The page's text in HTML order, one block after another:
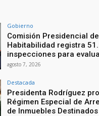
Gobierno
Comisión Presidencial de
Habitabilidad registra
inspecciones para
agosto 7, 2026
Destacada
Presidenta Rodríguez
Régimen Especial de
de Inmuebles